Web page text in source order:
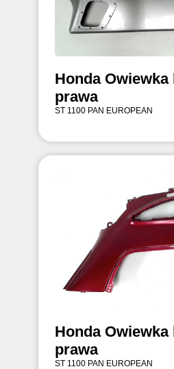
Honda Owiewka
prawa
ST 1100 PAN EUROPEAN
Honda Owiewka
prawa
ST 1100 PAN EUROPEAN